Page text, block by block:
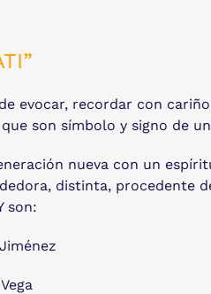
evocar, recordar con
son símbolo y signo de
nueva con un
distinta, procedente
son: